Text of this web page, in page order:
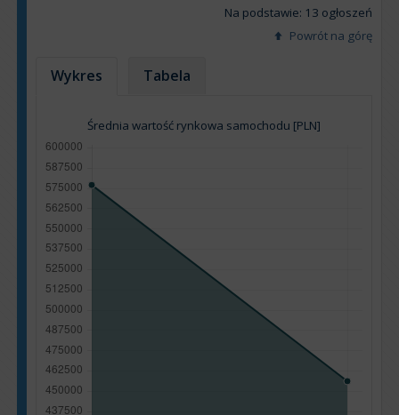
Na podstawie: 13 ogłoszeń
Powrót na górę
Wykres Tabela
Średnia wartość rynkowa samochodu [PLN]